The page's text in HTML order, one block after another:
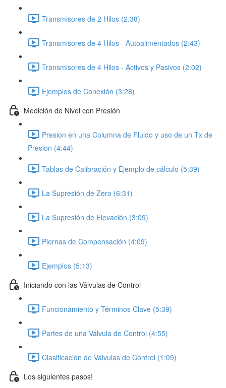
Transmisores de 2 Hilos (2:38)
Transmisores de 4 Hilos - Autoalimentados (2:43)
Transmisores de 4 Hilos - Activos y Pasivos (2:02)
Ejemplos de Conexión (3:28)
Medición de Nivel con Presión
Presion en una Columna de Fluido y uso de un Tx de
Presion (4:44)
Tablas de Calibración y Ejemplo de cálculo (5:39)
La Supresión de Zero (6:31)
La Supresión de Elevación (3:09)
Piernas de Compensación (4:09)
Ejemplos (5:13)
Iniciando con las Válvulas de Control
Funcionamiento y Términos Clave (5:39)
Partes de una Válvula de Control (4:55)
Clasificación de Válvulas de Control (1:09)
Los siguientes pasos!